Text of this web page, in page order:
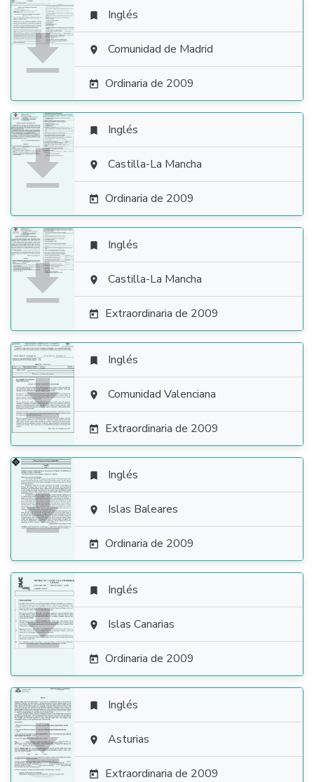

 Inglés
 Comunidad de Madrid
 Ordinaria de 2009

 Inglés
 Castilla-La Mancha
 Ordinaria de 2009

 Inglés
 Castilla-La Mancha
 Extraordinaria de 2009

 Inglés
 Comunidad Valenciana
 Extraordinaria de 2009

 Inglés
 Islas Baleares
 Ordinaria de 2009

 Inglés
 Islas Canarias
 Ordinaria de 2009

 Inglés
 Asturias
 Extraordinaria de 2009